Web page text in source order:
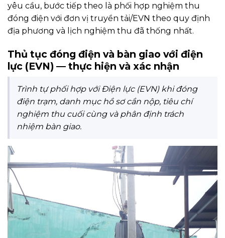
yêu cầu, bước tiếp theo là phối hợp nghiệm thu
đóng điện với đơn vị truyền tải/EVN theo quy định
địa phương và lịch nghiệm thu đã thống nhất.
Thủ tục đóng điện và bàn giao với điện
lực (EVN) — thực hiện và xác nhận
Trình tự phối hợp với Điện lực (EVN) khi đóng
điện trạm, danh mục hồ sơ cần nộp, tiêu chí
nghiệm thu cuối cùng và phân định trách
nhiệm bàn giao.